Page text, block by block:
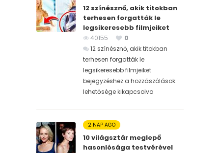
12 színésznő, akik titokban
terhesen forgatták le
legsikeresebb filmjeiket
40155
0
12 színésznő, akik titokban
terhesen forgatták le
legsikeresebb filmjeiket
bejegyzéshez a hozzászólások
lehetősége kikapcsolva
2 NAP AGO
10 világsztár meglepő
hasonlósága testvérével